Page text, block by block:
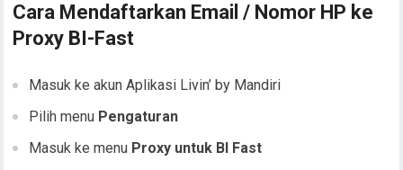
Cara Mendaftarkan Email / Nomor HP ke
Proxy BI-Fast
Masuk ke akun Aplikasi Livin’ by Mandiri
Pilih menu Pengaturan
Masuk ke menu Proxy untuk BI Fast